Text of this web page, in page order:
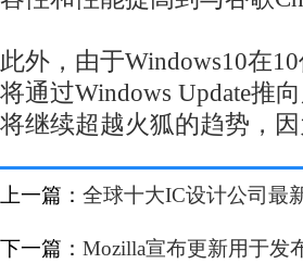
此外，由于Windows10在
将通过Windows Update推
将继续超越火狐的趋势，
上一篇： 全球十大IC设计公司最
下一篇： Mozilla宣布更新用于发